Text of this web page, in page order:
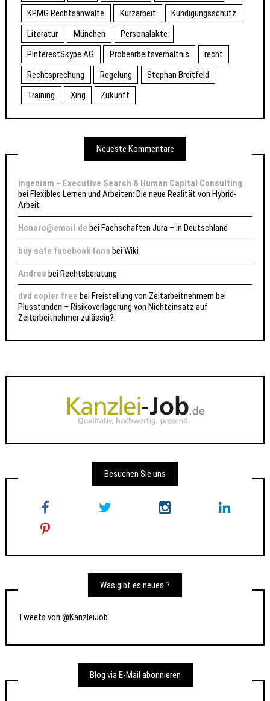
KPMG Rechtsanwälte
Kurzarbeit
Kündigungsschutz
Literatur
München
Personalakte
PinterestSkype AG
Probearbeitsverhältnis
recht
Rechtsprechung
Regelung
Stephan Breitfeld
Training
Xing Zukunft
Neueste Kommentare
ingeniam – Executive Search & Human Capital Consulting
beiFlexibles Lernen und Arbeiten: Die neue Realität von Hybrid-
Arbeit
Honoro@email.de beiFachschaften Jura – in Deutschland
buy safe facebook fans beiWiki
Andres beiRechtsberatung
dvd copier free beiFreistellung von Zeitarbeitnehmern bei
Plusstunden – Risikoverlagerung von Nichteinsatz auf
Zeitarbeitnehmer zulässig?
Besuchen Sie uns
Was gibt es neues ?
Tweets von @KanzleiJob
Blog via E-Mail abonnieren